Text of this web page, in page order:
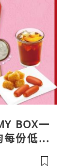
BOX一
份低至